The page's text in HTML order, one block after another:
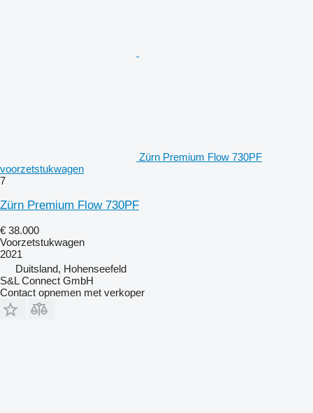
Zürn Premium Flow 730PF
voorzetstukwagen
7
Zürn Premium Flow 730PF
€ 38.000
Voorzetstukwagen
2021
Duitsland, Hohenseefeld
S&L Connect GmbH
Contact opnemen met verkoper